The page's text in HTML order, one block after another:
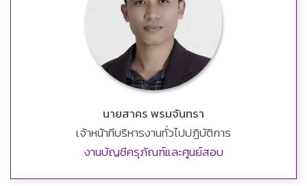
นายสาคร พรมจันทรา
เจ้าหน้าทีบริหารงานทั่วไปปฏิบัติการ
งานบัญชีครุภัณฑ์และศูนย์สอบ